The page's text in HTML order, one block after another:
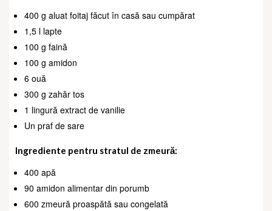
400 g aluat foitaj făcut în casă sau cumpărat
1,5 l lapte
100 g faină
100 g amidon
6 ouă
300 g zahăr tos
1 lingură extract de vanilie
Un praf de sare
Ingrediente pentru stratul de zmeură:
400 apă
90 amidon alimentar din porumb
600 zmeură proaspătă sau congelată